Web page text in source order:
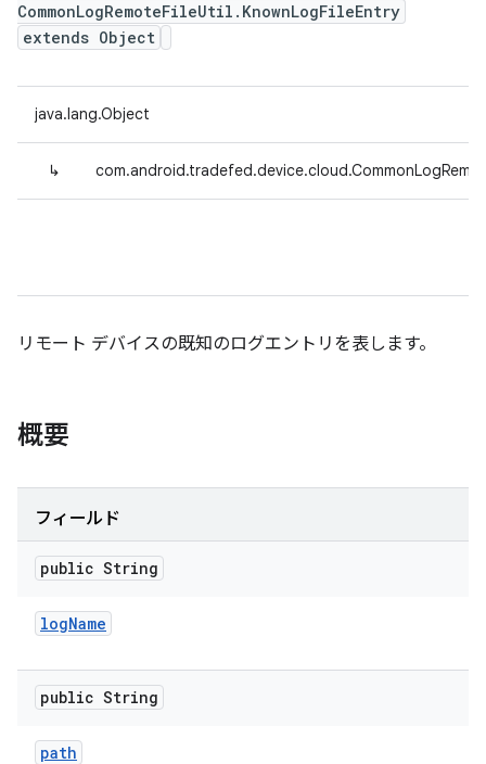
CommonLogRemoteFileUtil.KnownLogFileEntry
extends Object
java.lang.Object
↳
リモート デバイスの既知のログエントリを表します。
概要
フィールド
public String
logName
public String
path